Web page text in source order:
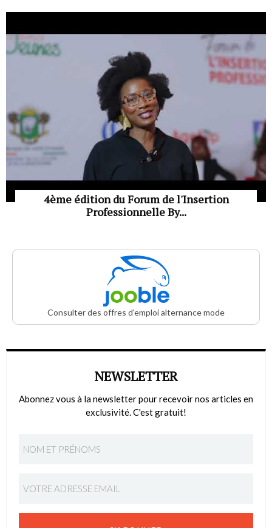
4ème édition du Forum de l'Insertion
Professionnelle By...
Consulter des offres d'emploi alternance mode
NEWSLETTER
Abonnez vous à la newsletter pour recevoir nos articles en
exclusivité. C'est gratuit!